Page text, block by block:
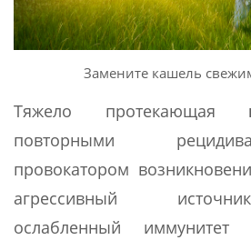
Замените кашель
Тяжело протекающая
повторными
провокатором
агрессивный
ослабленный